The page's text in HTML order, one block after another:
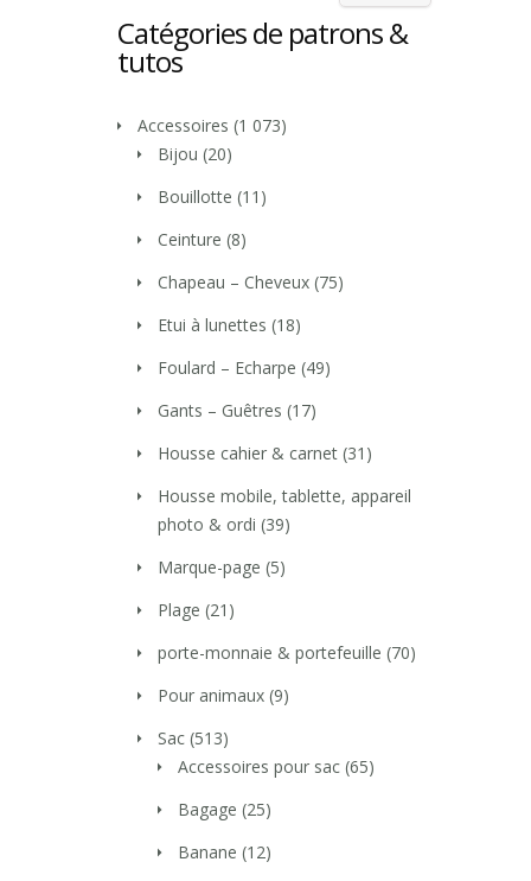
Catégories de patrons &
tutos
Accessoires (1 073)
Bijou (20)
Bouillotte (11)
Ceinture (8)
Chapeau – Cheveux (75)
Etui à lunettes (18)
Foulard – Echarpe (49)
Gants – Guêtres (17)
Housse cahier & carnet (31)
Housse mobile, tablette, appareil
photo & ordi (39)
Marque-page (5)
Plage (21)
porte-monnaie & portefeuille (70)
Pour animaux (9)
Sac (513)
Accessoires pour sac (65)
Bagage (25)
Banane (12)